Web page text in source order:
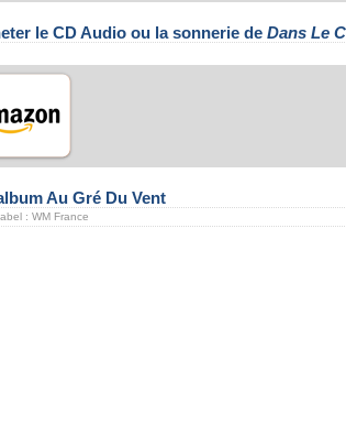
le CD Audio ou la sonnerie de Dans Le
Au Gré Du Vent
: WM France